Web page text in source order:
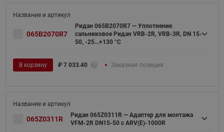
065B2070R7
Ридан 065B2070R7 — Уплотнение
сальниковое Ридан VRB-2R, VRB-3R, DN 15-
50, -25...+130 °C
В корзину ₽ 7 033.40 Заказная позиция
065Z0311R
Ридан 065Z0311R — Адаптер для монтажа
VFM-2R DN15-50 с ARV(E)-1000R